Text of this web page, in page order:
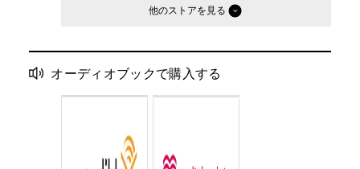
他のストア
オーディオブックで購入する